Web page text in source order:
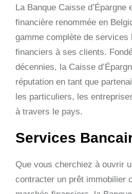
La Banque Caisse d’Épargne
financière renommée en
gamme complète de services
financiers à ses clients.
décennies, la Caisse
réputation en tant que
les particuliers, les
à travers le pays.
Services
Que vous cherchiez à ouvrir
contracter un prêt immobilier